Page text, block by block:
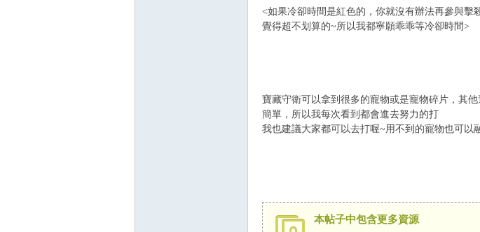
<如果冷卻時間是紅色的，你就沒有辦法再參與
覺得超不划算的~所以我都寧願乖乖等冷卻時間>
寶藏守衛可以拿到很多的寵物或是寵物碎片，其
簡單，所以我每次看到都會進去努力的打
我也建議大家都可以去打喔~用不到的寵物也可以
本帖子中包含更多資源